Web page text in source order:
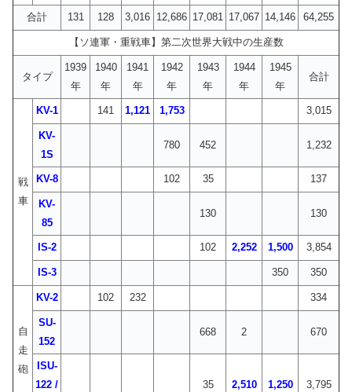
合計 131 128 3,016 12,686 17,081 17,067 14,146 64,255
【ソ連軍・重戦車】第二次世界大戦中の生産数
タイプ
1939
年
1940
年
1941
年
1942
年
1943
年
1944
年
1945
年
合計
戦
車
KV-1 141 1,121 1,753 3,015
KV-
1S
780 452 1,232
KV-8 102 35 137
KV-
85
130 130
IS-2 102 2,252 1,500 3,854
IS-3 350 350
自
走
砲
KV-2 102 232 334
SU-
152
668 2 670
ISU-
122 /
35 2,510 1,250 3,795